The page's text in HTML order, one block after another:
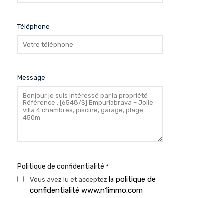
Téléphone
Message
Politique de confidentialité *
Vous avez lu et acceptez la politique de
confidentialité www.n1immo.com